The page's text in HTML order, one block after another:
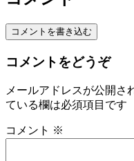
コメントを書き込む
コメントをどうぞ
メールアドレスが公開さ
ている欄は必須項目です
コメント ※